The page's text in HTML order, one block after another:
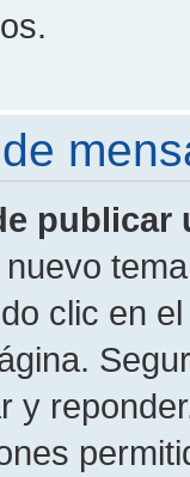
publicar
clic en
y